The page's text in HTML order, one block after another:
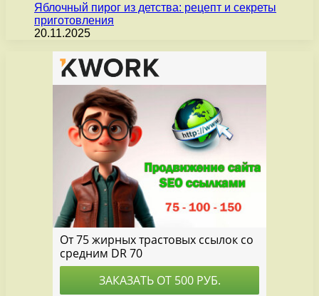
Яблочный пирог из детства: рецепт и секреты
приготовления
20.11.2025